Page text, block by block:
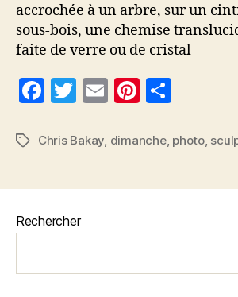
accrochée à un arbre, sur un
sous-bois, une chemise
faite de verre ou de cristal
F
c
b
o
o
k
T
itt
E
ai
Pi
er
t
rt
g
Étiquettes
Chris Bakay, dimanche, photo,
Rechercher